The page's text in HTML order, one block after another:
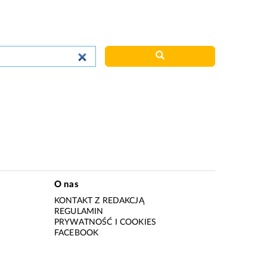
O nas
KONTAKT Z REDAKCJĄ
REGULAMIN
PRYWATNOŚĆ I COOKIES
FACEBOOK